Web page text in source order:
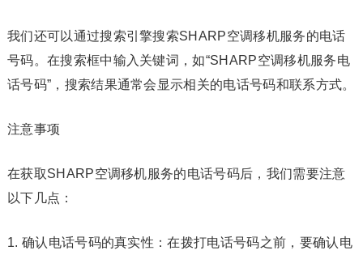
我们还可以通过搜索引擎搜索SHARP空调移机服务的电话
号码。在搜索框中输入关键词，如“SHARP空调移机服务电
话号码”，搜索结果通常会显示相关的电话号码和联系方式。
注意事项
在获取SHARP空调移机服务的电话号码后，我们需要注意
以下几点：
1. 确认电话号码的真实性：在拨打电话号码之前，要确认电